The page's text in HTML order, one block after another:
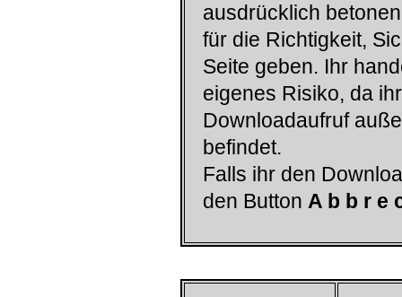
ausdrücklich
für die Richtigkeit,
Seite geben. Ihr
eigenes Risiko, da
Downloadaufruf
befindet.
Falls ihr den
den Button A b b r e